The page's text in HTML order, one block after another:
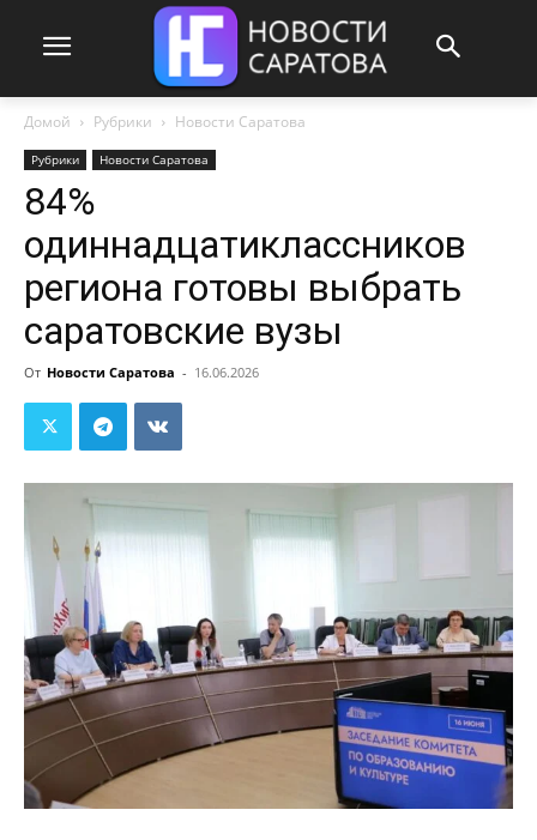
Домой Рубрики Новости Саратова
Рубрики Новости Саратова
84%
одиннадцатиклассников
региона готовы выбрать
саратовские вузы
От Новости Саратова - 16.06.2026